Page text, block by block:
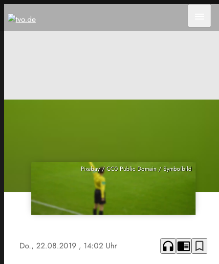
Pixabay / CC0 Public Domain / Symbolbild
Do., 22.08.2019 , 14:02 Uhr headphones chrome_reader_mode bookmark_border